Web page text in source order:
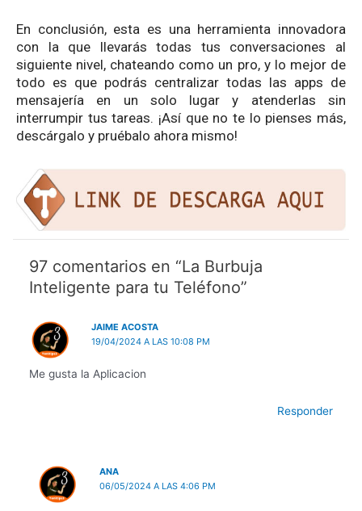
En conclusión, esta es una herramienta innovadora
con la que llevarás todas tus conversaciones al
siguiente nivel, chateando como un pro, y lo mejor de
todo es que podrás centralizar todas las apps de
mensajería en un solo lugar y atenderlas sin
interrumpir tus tareas. ¡Así que no te lo pienses más,
descárgalo y pruébalo ahora mismo!
97 comentarios en “La Burbuja
Inteligente para tu Teléfono”
JAIME ACOSTA
19/04/2024 A LAS 10:08 PM
Me gusta la Aplicacion
Responder
ANA
06/05/2024 A LAS 4:06 PM